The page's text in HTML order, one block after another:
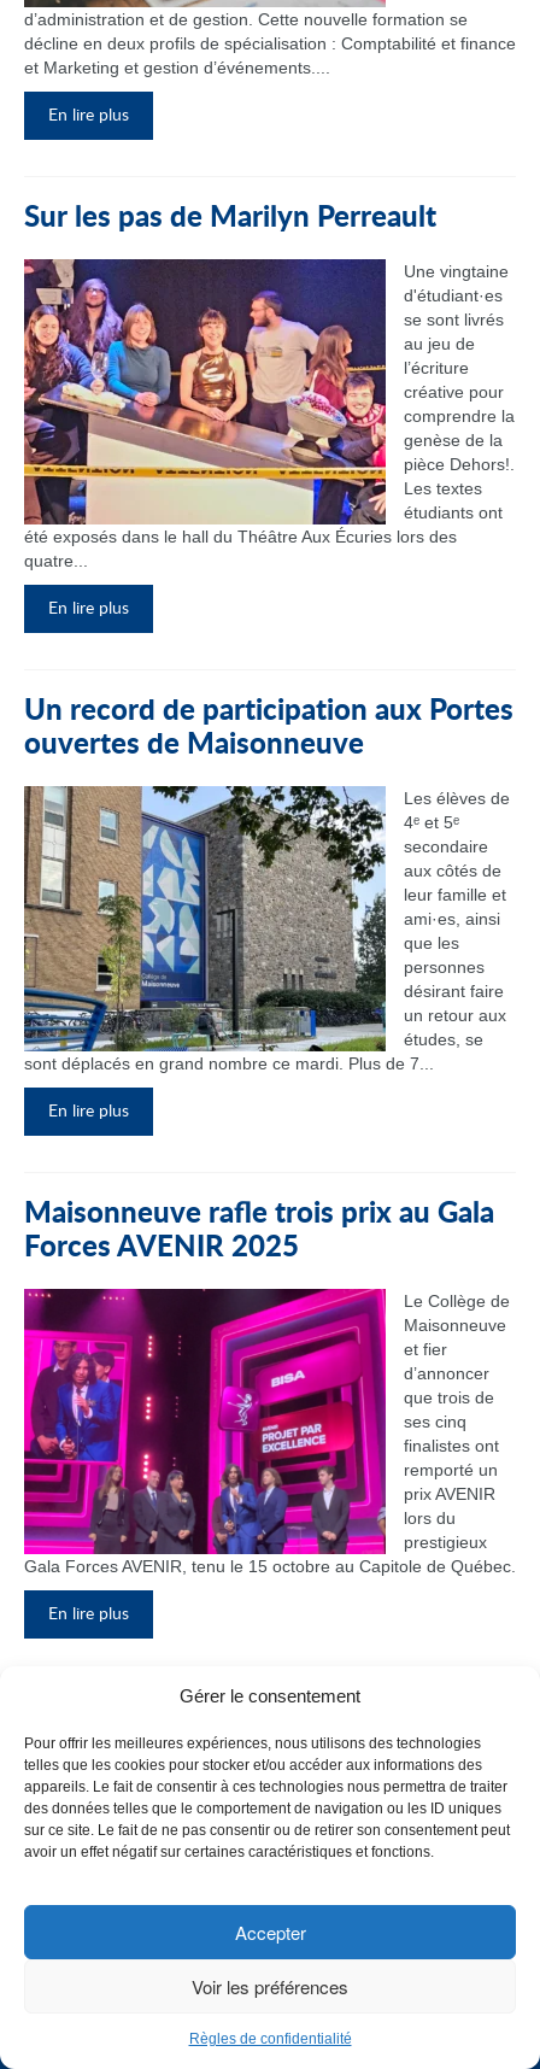
Gérer le consentement
Pour offrir les meilleures expériences, nous utilisons des technologies
telles que les cookies pour stocker et/ou accéder aux informations des
appareils. Le fait de consentir à ces technologies nous permettra de traiter
des données telles que le comportement de navigation ou les ID uniques
sur ce site. Le fait de ne pas consentir ou de retirer son consentement peut
avoir un effet négatif sur certaines caractéristiques et fonctions.
Accepter
Voir les préférences
Règles de confidentialité
d’administration et de gestion. Cette nouvelle formation se
décline en deux profils de spécialisation : Comptabilité et finance
et Marketing et gestion d’événements....
En lire plus
Sur les pas de Marilyn Perreault
Une vingtaine
d'étudiant·es
se sont livrés
au jeu de
l’écriture
créative pour
comprendre la
genèse de la
pièce Dehors!.
Les textes
étudiants ont
été exposés dans le hall du Théâtre Aux Écuries lors des
quatre...
En lire plus
Un record de participation aux Portes
ouvertes de Maisonneuve
Les élèves de
4ᵉ et 5ᵉ
secondaire
aux côtés de
leur famille et
ami·es, ainsi
que les
personnes
désirant faire
un retour aux
études, se
sont déplacés en grand nombre ce mardi. Plus de 7...
En lire plus
Maisonneuve rafle trois prix au Gala
Forces AVENIR 2025
Le Collège de
Maisonneuve
et fier
d’annoncer
que trois de
ses cinq
finalistes ont
remporté un
prix AVENIR
lors du
prestigieux
Gala Forces AVENIR, tenu le 15 octobre au Capitole de Québec.
En lire plus
bloc F
Le Collège de
Maisonneuve
a inauguré
CHOISISSEZ UN PROFIL